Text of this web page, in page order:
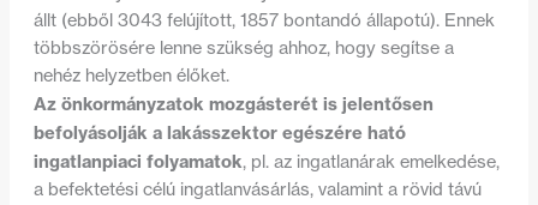
állt (ebből 3043 felújított, 1857 bontandó állapotú). Ennek
többszörösére lenne szükség ahhoz, hogy segítse a
nehéz helyzetben élőket.
Az önkormányzatok mozgásterét is jelentősen
befolyásolják a lakásszektor egészére ható
ingatlanpiaci folyamatok, pl. az ingatlanárak emelkedése,
a befektetési célú ingatlanvásárlás, valamint a rövid távú